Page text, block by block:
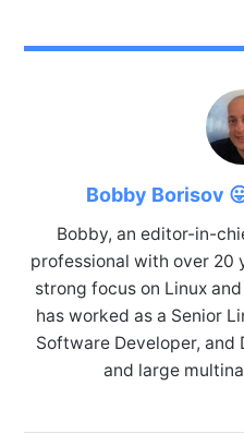
Bobby Borisov
Bobby, an editor-in-
professional with over 20
strong focus on Linux
has worked as a Senior
Software Developer, and
and large